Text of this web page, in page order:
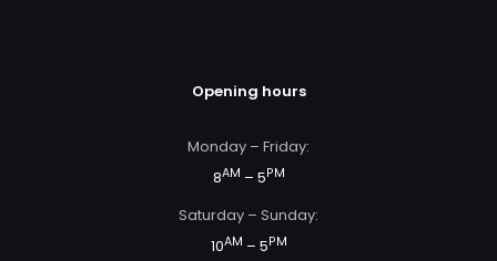
Opening hours
Monday – Friday:
8AM – 5PM
Saturday – Sunday:
10AM – 5PM